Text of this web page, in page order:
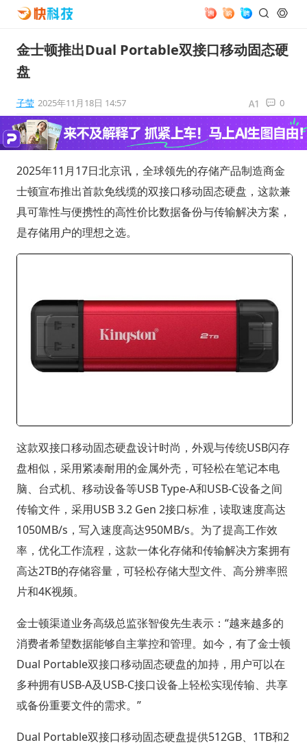
金士顿推出Dual Portable双接口移动固态硬
盘
子莹 2025年11月18日 14:57 0
2025年11月17日北京讯，全球领先的存储产品制造商金
士顿宣布推出首款免线缆的双接口移动固态硬盘，这款兼
具可靠性与便携性的高性价比数据备份与传输解决方案，
是存储用户的理想之选。
这款双接口移动固态硬盘设计时尚，外观与传统USB闪存
盘相似，采用紧凑耐用的金属外壳，可轻松在笔记本电
脑、台式机、移动设备等USB Type-A和USB-C设备之间
传输文件，采用USB 3.2 Gen 2接口标准，读取速度高达
1050MB/s，写入速度高达950MB/s。为了提高工作效
率，优化工作流程，这款一体化存储和传输解决方案拥有
高达2TB的存储容量，可轻松存储大型文件、高分辨率照
片和4K视频。
金士顿渠道业务高级总监张智俊先生表示：“越来越多的
消费者希望数据能够自主掌控和管理。如今，有了金士顿
Dual Portable双接口移动固态硬盘的加持，用户可以在
多种拥有USB-A及USB-C接口设备上轻松实现传输、共享
或备份重要文件的需求。”
Dual Portable双接口移动固态硬盘提供512GB、1TB和2